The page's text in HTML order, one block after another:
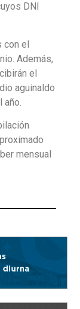
DNI
con el
Además,
el
aguinaldo
mensual